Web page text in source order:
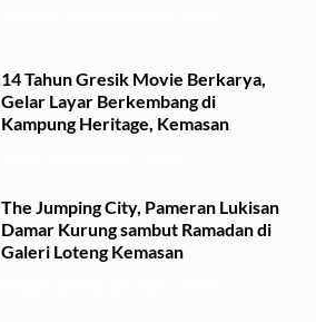
14 Tahun Gresik Movie Berkarya,
Gelar Layar Berkembang di
Kampung Heritage, Kemasan
The Jumping City, Pameran Lukisan
Damar Kurung sambut Ramadan di
Galeri Loteng Kemasan